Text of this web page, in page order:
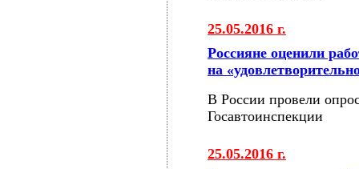
25.05.2016 г.
Россияне оценили
на
В России провели
Госавтоинспекции
25.05.2016 г.